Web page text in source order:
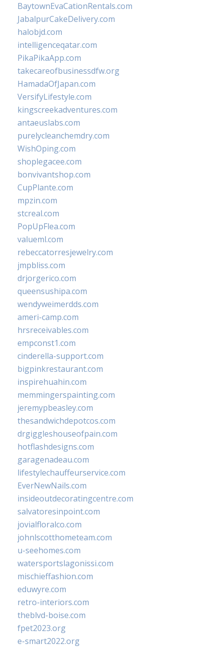
BaytownEvaCationRentals.com
JabalpurCakeDelivery.com
halobjd.com
intelligenceqatar.com
PikaPikaApp.com
takecareofbusinessdfw.org
HamadaOfJapan.com
VersifyLifestyle.com
kingscreekadventures.com
antaeuslabs.com
purelycleanchemdry.com
WishOping.com
shoplegacee.com
bonvivantshop.com
CupPlante.com
mpzin.com
stcreal.com
PopUpFlea.com
valueml.com
rebeccatorresjewelry.com
jmpbliss.com
drjorgerico.com
queensushipa.com
wendyweimerdds.com
ameri-camp.com
hrsreceivables.com
empconst1.com
cinderella-support.com
bigpinkrestaurant.com
inspirehuahin.com
memmingerspainting.com
jeremypbeasley.com
thesandwichdepotcos.com
drgiggleshouseofpain.com
hotflashdesigns.com
garagenadeau.com
lifestylechauffeurservice.com
EverNewNails.com
insideoutdecoratingcentre.com
salvatoresinpoint.com
jovialfloralco.com
johnlscotthometeam.com
u-seehomes.com
watersportslagonissi.com
mischieffashion.com
eduwyre.com
retro-interiors.com
theblvd-boise.com
fpet2023.org
e-smart2022.org